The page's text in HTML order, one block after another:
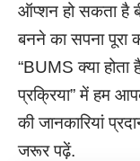
ऑप्शन हो सकता है
बनने का सपना
“BUMS क्या
प्रक्रिया” में हम
की जानकारियां
जरूर पढ़ें‌.